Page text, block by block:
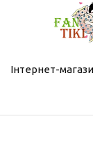
Інтернет-